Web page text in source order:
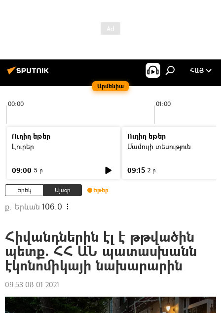
Արմենիա
ՀԱՅ
00:00 01:00
Ուղիղ եթեր
Լուրեր
09:00 5 ր
Ուղիղ եթեր
Մամուլի տեսություն
09:15 2 ր
Երեկ Այսօր Եթեր
ք. Երևան 106.0
Հիվանդներին էլ է թթվածին
պետք. ՀՀ ԱՆ պատասխանն
էկոնոմիկայի նախարարին
09:53 08.01.2021